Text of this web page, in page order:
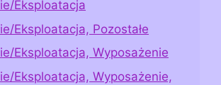
Eksploatacja
Eksploatacja, Pozostałe
Eksploatacja, Wyposażenie
Eksploatacja, Wyposażenie,